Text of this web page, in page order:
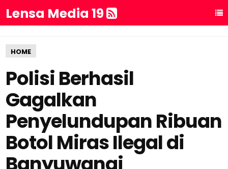
Lensa Media 19
HOME
Polisi Berhasil
Gagalkan
Penyelundupan Ribuan
Botol Miras Ilegal di